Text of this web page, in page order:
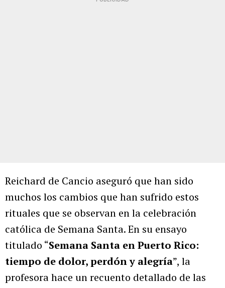
Reichard de Cancio aseguró que han sido
muchos los cambios que han sufrido estos
rituales que se observan en la celebración
católica de Semana Santa. En su ensayo
titulado “Semana Santa en Puerto Rico:
tiempo de dolor, perdón y alegría”, la
profesora hace un recuento detallado de las